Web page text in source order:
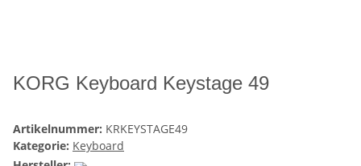
KORG Keyboard Keystage 49
Artikelnummer: KRKEYSTAGE49
Kategorie: Keyboard